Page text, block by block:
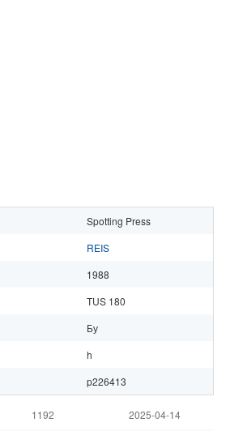
Spotting Press
REIS
1988
TUS 180
Бу
h
p226413
1192 2025-04-14